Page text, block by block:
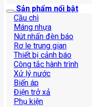
Sản phẩm nổi bật
Cầu chì
Máng nhựa
Nút nhấn đèn báo
Rơ le trung gian
Thiết bị cảnh báo
Công tắc hành trình
Xử lý nước
Biến áp
Điện trở xả
Phụ kiện